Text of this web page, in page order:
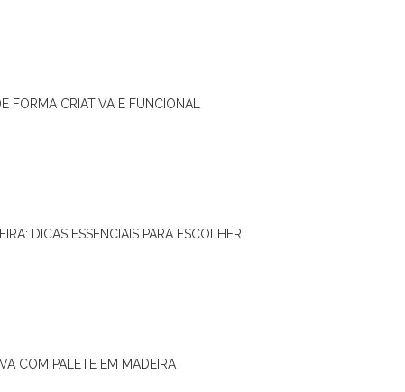
FORMA CRIATIVA E FUNCIONAL
DICAS ESSENCIAIS PARA ESCOLHER
COM PALETE EM MADEIRA